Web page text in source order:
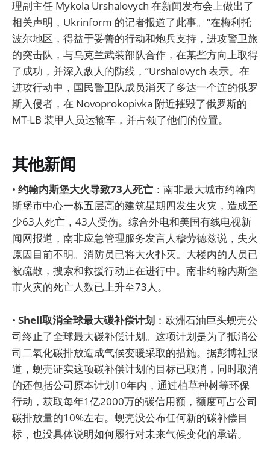
理副主任 Mykola Urshalovych 在新闻发布会上做出了
相关声明，Ukrinform 的记者报道了此事。“在梅利托
波尔地区，得益于妥善的行动和炮兵支持，进攻警卫旅
的突击队，与乌克兰武装部队合作，在某些方向上取得
了成功，并深入敌人的防线，”Urshalovych 表示。在
进攻行动中，国民警卫队成员消灭了多达一个连的俄罗
斯入侵者，在 Novoprokopivka 附近摧毁了俄罗斯的
MT-LB 装甲人员运输车，并占领了他们的位置。
其他新闻
• 约翰内斯堡大火导致73人死亡 ：南非最大城市约翰内
斯堡市中心一栋五层高的建筑星期四发生火灾，造成至
少63人死亡，43人受伤。综合外电和美国有线电视新
闻网报道，南非应急管理服务发言人穆劳德兹说，失火
原因目前不明。消防员已将大火扑灭。大楼内的人员已
被疏散，搜索和救援行动正在进行中。南非约翰内斯堡
市火灾的死亡人数已上升至73人。
• Shell取消全球最大碳补偿计划 ：欧洲石油巨头蚬壳公
司终止了全球最大碳补偿计划。这项计划是为了抵消公
司二氧化碳排放造成气候变暖采取的措施。据彭博社报
道，蚬壳证实这项碳补偿计划的目标已取消，同时取消
的还包括公司原本计划10年内，通过植草种树等环保
行动，获取每年1亿2000万的碳信用额，额度可占公司
碳排放量的10%左右。蚬壳没公布任何新的碳补偿目
标，也没具体说明如何履行对未来气候变化的承诺。